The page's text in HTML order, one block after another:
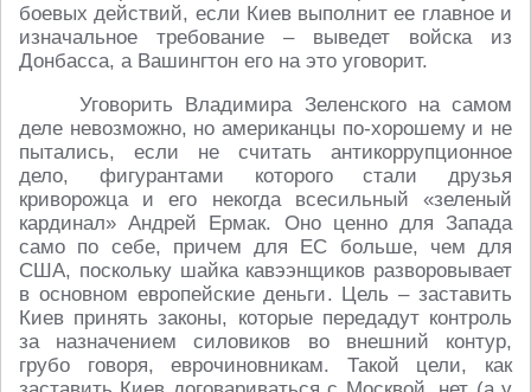
боевых действий, если Киев выполнит ее главное и
изначальное требование – выведет войска из
Донбасса, а Вашингтон его на это уговорит.
Уговорить Владимира Зеленского на самом
деле невозможно, но американцы по-хорошему и не
пытались, если не считать антикоррупционное
дело, фигурантами которого стали друзья
криворожца и его некогда всесильный «зеленый
кардинал» Андрей Ермак. Оно ценно для Запада
само по себе, причем для ЕС больше, чем для
США, поскольку шайка кавээнщиков разворовывает
в основном европейские деньги. Цель – заставить
Киев принять законы, которые передадут контроль
за назначением силовиков во внешний контур,
грубо говоря, еврочиновникам. Такой цели, как